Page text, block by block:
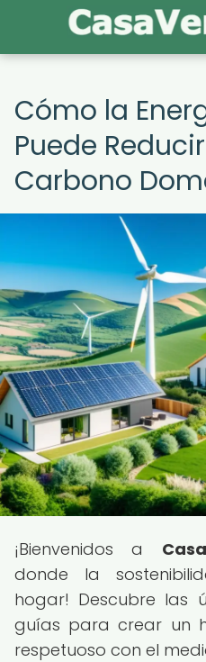
Cómo la
Puede
Carbono
¡Bienvenidos a
donde la
hogar! Descubre las
guías para crear un
respetuoso con el